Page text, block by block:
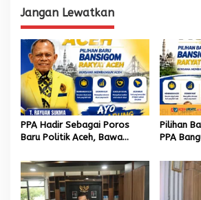
g
a
s
i
p
o
s
Jangan Lewatkan
PPA Hadir Sebagai Poros
Baru Politik Aceh, Bawa
Internasional untuk Kemajuan
Daerah
Pilihan
PPA